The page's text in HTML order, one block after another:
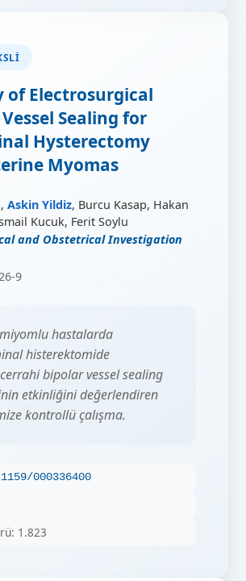
of Electrosurgical
Sealing for
Hysterectomy
Myomas
Askin Yildiz, Burcu Kasap, Hakan
Kucuk, Ferit Soylu
and Obstetrical Investigation
9
hastalarda
histerektomide
bipolar vessel sealing
etkinliğini değerlendiren
kontrollü çalışma.
000336400
1.823